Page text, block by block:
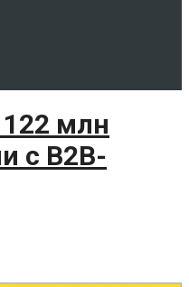
млн
с B2B-